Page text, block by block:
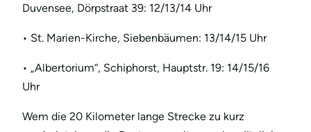
Duvensee, Dörpstraat 39: 12/13/14 Uhr
• St. Marien-Kirche, Siebenbäumen: 13/14/15 Uhr
• „Albertorium“, Schiphorst, Hauptstr. 19: 14/15/16
Uhr
Wem die 20 Kilometer lange Strecke zu kurz